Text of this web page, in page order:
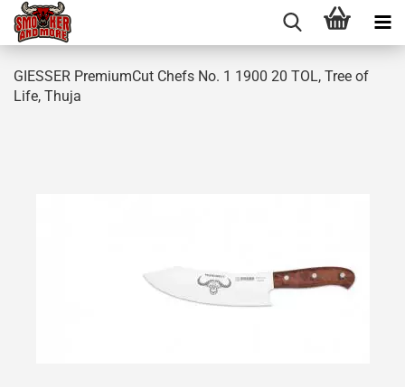
GIESSER PremiumCut Chefs No. 1 1900 20 TOL, Tree of
Life, Thuja